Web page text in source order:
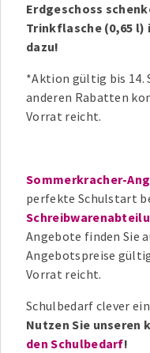
Erdgeschoss
Trinkflasche (0,65 l)
dazu!
*Aktion gültig bis 14.
anderen Rabatten
Vorrat reicht.
Sommerkracher-
perfekte Schulstart
Angebote finden Sie
Angebotspreise
Vorrat reicht.
Schulbedarf clever
Nutzen Sie unseren
den Schulbedarf!